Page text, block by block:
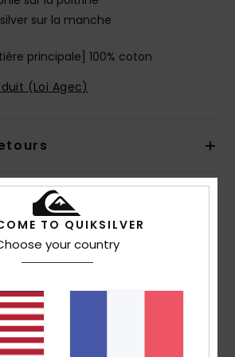
sur la manche
principale] 100% coton
(Loi Agec)
Note moyenne
5.0
TO QUIKSILVER
your country